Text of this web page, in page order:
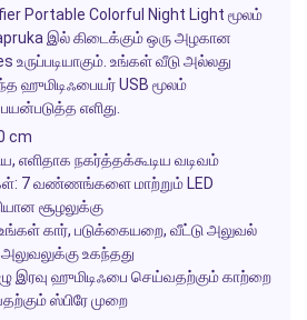
Portable Colorful Night Light மூலம்
இல் கிடைக்கும் ஒரு அழகான
உருப்படியாகும். உங்கள் வீடு அல்லது
ஹுமிடிஃபையர் USB மூலம்
எளிது.
cm
எளிதாக நகர்த்தக்கூடிய வடிவம்
7 வண்ணங்களை மாற்றும் LED
சூழலுக்கு
கார், படுக்கையறை, வீட்டு அலுவல்
உகந்தது
இரவு ஹுமிடிஃபை செய்வதற்கும் காற்றை
ஸ்பிரே முறை